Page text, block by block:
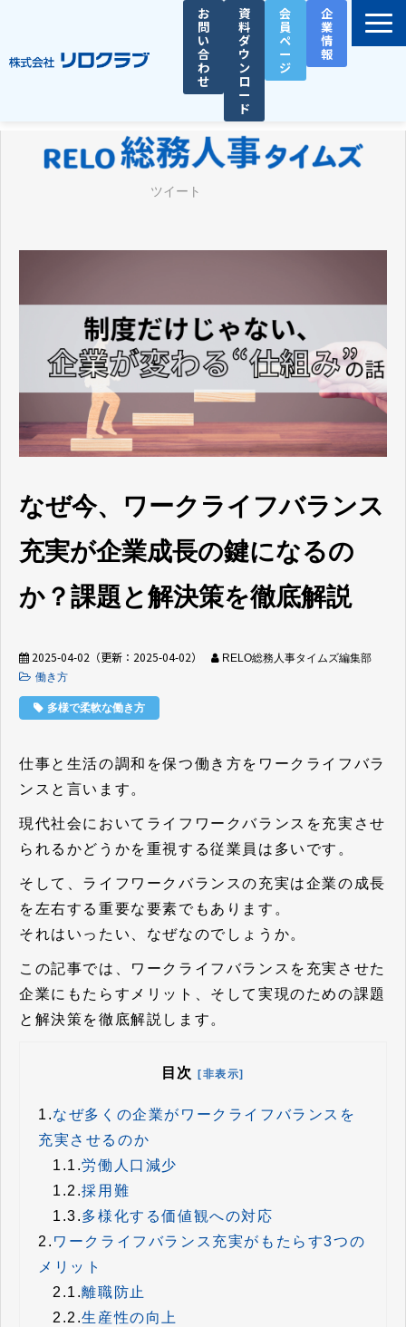
お
問
い
合
わ
せ
資
料
ダ
ウ
ン
ロ
ー
ド
会
員
ペ
ー
ジ
企
業
情
報
選ばれる理由
サービス一覧
お役立ち資料
総務人事タイムズ
ツイート
なぜ今、ワークライフバランス
充実が企業成長の鍵になるの
か？課題と解決策を徹底解説
2025-04-02 （更新： 2025-04-02）
RELO総務人事タイムズ編集部
働き方
多様で柔軟な働き方
仕事と生活の調和を保つ働き方をワークライフバラ
ンスと言います。
現代社会においてライフワークバランスを充実させ
られるかどうかを重視する従業員は多いです。
そして、ライフワークバランスの充実は企業の成長
を左右する重要な要素でもあります。
それはいったい、なぜなのでしょうか。
この記事では、ワークライフバランスを充実させた
企業にもたらすメリット、そして実現のための課題
と解決策を徹底解説します。
目次 [非表示]
1.なぜ多くの企業がワークライフバランスを
充実させるのか
1.1.労働人口減少
1.2.採用難
1.3.多様化する価値観への対応
2. ワークライフバランス充実がもたらす3つの
メリット
2.1.離職防止
2.2.生産性の向上